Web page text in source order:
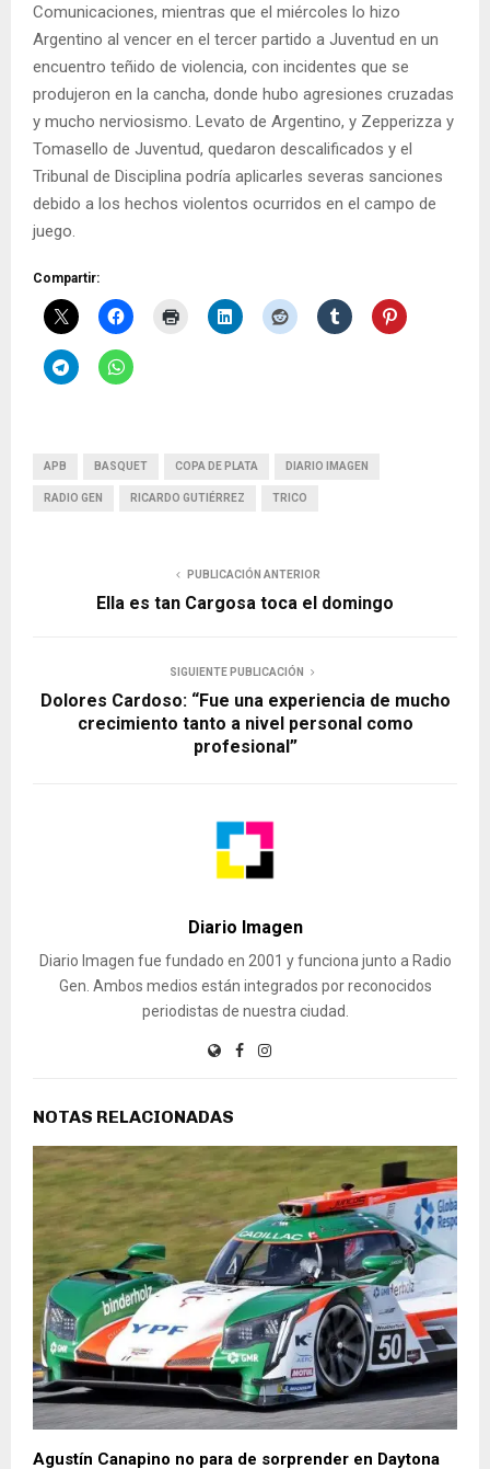
Comunicaciones, mientras que el miércoles lo hizo
Argentino al vencer en el tercer partido a Juventud en un
encuentro teñido de violencia, con incidentes que se
produjeron en la cancha, donde hubo agresiones cruzadas
y mucho nerviosismo. Levato de Argentino, y Zepperizza y
Tomasello de Juventud, quedaron descalificados y el
Tribunal de Disciplina podría aplicarles severas sanciones
debido a los hechos violentos ocurridos en el campo de
juego.
Compartir:
APB BASQUET COPA DE PLATA DIARIO IMAGEN
RADIO GEN RICARDO GUTIÉRREZ TRICO
PUBLICACIÓN ANTERIOR
Ella es tan Cargosa toca el domingo
SIGUIENTE PUBLICACIÓN
Dolores Cardoso: “Fue una experiencia de mucho
crecimiento tanto a nivel personal como
profesional”
Diario Imagen
Diario Imagen fue fundado en 2001 y funciona junto a Radio
Gen. Ambos medios están integrados por reconocidos
periodistas de nuestra ciudad.
NOTAS RELACIONADAS
Agustín Canapino no para de sorprender en Daytona